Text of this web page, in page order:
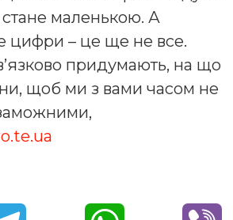
маленькою. А
цифри – це ще не все.
придумають, на що
щоб ми з вами часом не